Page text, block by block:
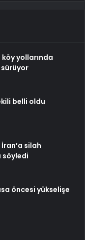
köy yollarında
sürüyor
belli oldu
silah
söyledi
öncesi yükselişe